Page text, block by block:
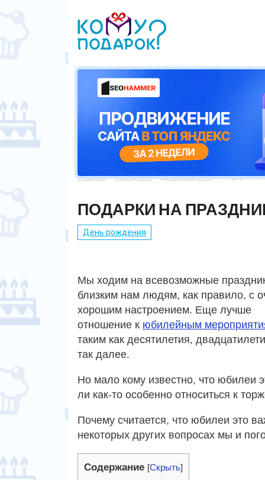
Главная  Праздники  День рождения  Подарки на
ПОДАРКИ НА
День рождения
Мы ходим на всевозможные
близким нам людям, как правило, с
хорошим настроением. Еще лучше
отношение к юбилейным
таким как десятилетия,
так далее.
Но мало кому известно, что юбилеи
ли как-то особенно относиться к
Почему считается, что юбилеи это
некоторых других вопросах мы и
Содержание [Скрыть]